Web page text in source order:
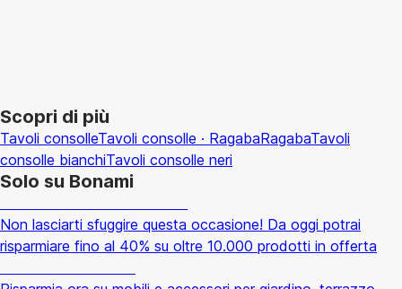
Scopri di più
Tavoli consolleTavoli consolle · RagabaRagabaTavoli
consolle bianchiTavoli consolle neri
Solo su Bonami
Non lasciarti sfuggire questa occasione! Da oggi potrai
risparmiare fino al 40% su oltre 10.000 prodotti in offerta